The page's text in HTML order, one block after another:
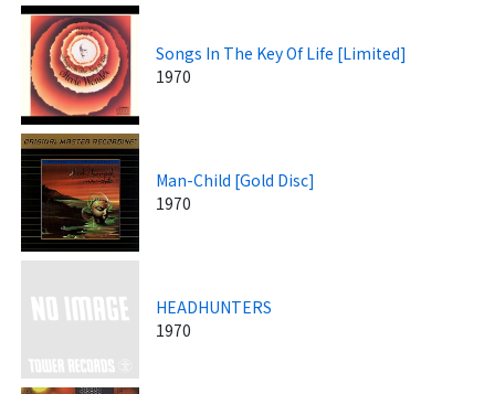
Songs In The Key Of Life [Limited]
1970
Man-Child [Gold Disc]
1970
HEADHUNTERS
1970